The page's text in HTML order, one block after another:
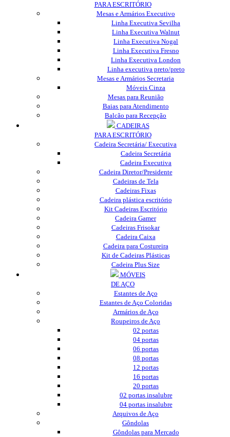
PARA ESCRITÓRIO
Mesas e Armários Executivo
Linha Executiva Sevilha
Linha Executiva Walnut
Linha Executiva Nogal
Linha Executiva Fresno
Linha Executiva London
Linha executiva preto/preto
Mesas e Armários Secretaria
Móveis Cinza
Mesas para Reunião
Baias para Atendimento
Balcão para Recepção
CADEIRAS
PARA ESCRITÓRIO
Cadeira Secretária/ Executiva
Cadeira Secretária
Cadeira Executiva
Cadeira Diretor/Presidente
Cadeiras de Tela
Cadeiras Fixas
Cadeira plástica escritório
Kit Cadeiras Escritório
Cadeira Gamer
Cadeiras Frisokar
Cadeira Caixa
Cadeira para Costureira
Kit de Cadeiras Plásticas
Cadeira Plus Size
MÓVEIS
DE AÇO
Estantes de Aço
Estantes de Aço Coloridas
Armários de Aço
Roupeiros de Aço
02 portas
04 portas
06 portas
08 portas
12 portas
16 portas
20 portas
02 portas insalubre
04 portas insalubre
Arquivos de Aço
Gôndolas
Gôndolas para Mercado